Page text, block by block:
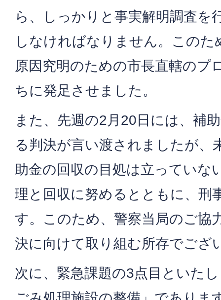
ら、しっかりと事実解明調査を
しなければなりません。このた
原因究明のための市長直轄のプ
ちに発足させました。
また、先週の2月20日には、補
る判決が言い渡されましたが、
助金の回収の目処は立っていな
理と回収に努めるとともに、刑
す。このため、警察当局のご協
決に向けて取り組む所存でござ
次に、緊急課題の3点目といた